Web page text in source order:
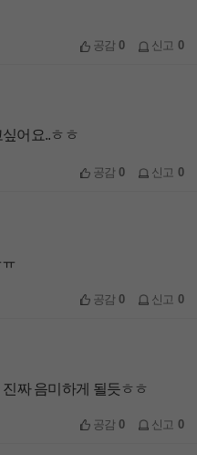
공감0 신고 0
어요..ㅎㅎ
공감0 신고 0
공감0 신고 0
짜 음미하게 될듯ㅎㅎ
공감0 신고 0